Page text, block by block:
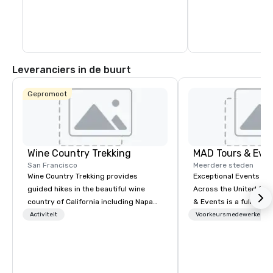
Leveranciers in de buurt
Gepromoot
Wine Country Trekking
San Francisco
Wine Country Trekking provides
guided hikes in the beautiful wine
country of California including Napa
and Sonoma Valleys. These
Activiteit
MAD Tours &
Meerdere steden
Exceptional Events &
Across the United States! MAD
& Events is a full-
Management
Voorkeursmedewerkers